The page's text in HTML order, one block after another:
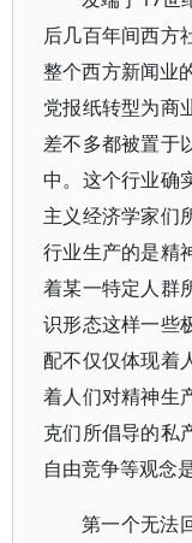
后几百年间西方
整个西方新闻业
党报纸转型为商
差不多都被置于
中。这个行业确
主义经济学家们
行业生产的是精
着某一特定人群
识形态这样一些
配不仅仅体现着
着人们对精神生
克们所倡导的私
自由竞争等观念
第一个无法